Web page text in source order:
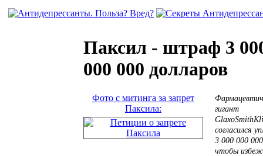
Паксил - штраф 3
000 000 долларов
Фото с митинга за запрет
Паксила:
гигант
согласился
3 000 000
чтобы